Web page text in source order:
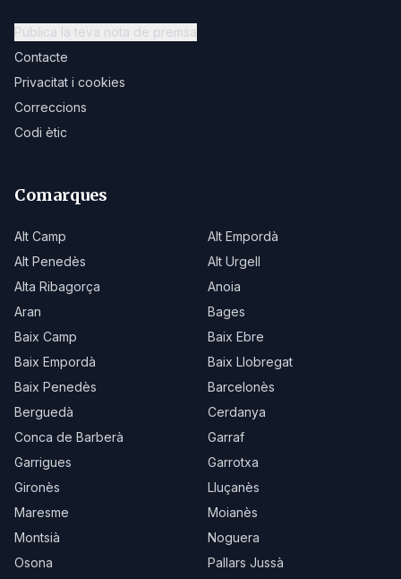
Publica la teva nota de premsa
Contacte
Privacitat i cookies
Correccions
Codi ètic
Comarques
Alt Camp
Alt Empordà
Alt Penedès
Alt Urgell
Alta Ribagorça
Anoia
Aran
Bages
Baix Camp
Baix Ebre
Baix Empordà
Baix Llobregat
Baix Penedès
Barcelonès
Berguedà
Cerdanya
Conca de Barberà
Garraf
Garrigues
Garrotxa
Gironès
Lluçanès
Maresme
Moianès
Montsià
Noguera
Osona
Pallars Jussà